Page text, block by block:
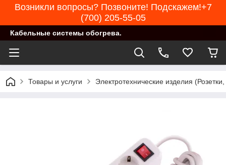
Возникли вопросы? Позвоните! Подскажем!+7
(700) 205-55-05
Кабельные системы обогрева.
Товары и услуги Электротехнические изделия